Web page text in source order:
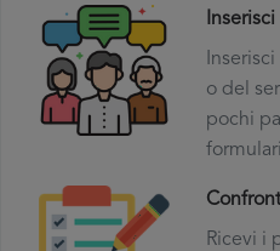
o del
pochi
Ricevi i